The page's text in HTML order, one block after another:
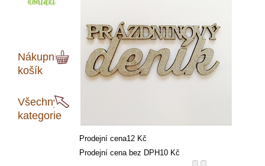
Nákupní
košík
Všechny
kategorie
Prodejní cena12 Kč
Prodejní cena bez DPH10 Kč